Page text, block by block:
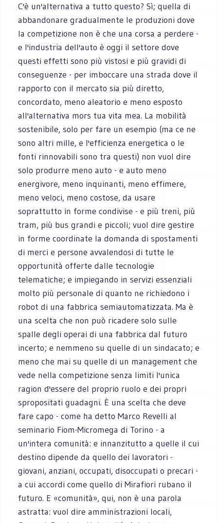
C'è un'alternativa a tutto questo? Sì; quella di
abbandonare gradualmente le produzioni dove
la competizione non è che una corsa a perdere -
e l'industria dell'auto è oggi il settore dove
questi effetti sono più vistosi e più gravidi di
conseguenze - per imboccare una strada dove il
rapporto con il mercato sia più diretto,
concordato, meno aleatorio e meno esposto
all'alternativa mors tua vita mea. La mobilità
sostenibile, solo per fare un esempio (ma ce ne
sono altri mille, e l'efficienza energetica o le
fonti rinnovabili sono tra questi) non vuol dire
solo produrre meno auto - e auto meno
energivore, meno inquinanti, meno effimere,
meno veloci, meno costose, da usare
soprattutto in forme condivise - e più treni, più
tram, più bus grandi e piccoli; vuol dire gestire
in forme coordinate la domanda di spostamenti
di merci e persone avvalendosi di tutte le
opportunità offerte dalle tecnologie
telematiche; e impiegando in servizi essenziali
molto più personale di quanto ne richiedono i
robot di una fabbrica semiautomatizzata. Ma è
una scelta che non può ricadere solo sulle
spalle degli operai di una fabbrica dal futuro
incerto; e nemmeno su quelle di un sindacato; e
meno che mai su quelle di un management che
vede nella competizione senza limiti l'unica
ragion d'essere del proprio ruolo e dei propri
spropositati guadagni. È una scelta che deve
fare capo - come ha detto Marco Revelli al
seminario Fiom-Micromega di Torino - a
un'intera comunità: e innanzitutto a quelle il cui
destino dipende da quello dei lavoratori -
giovani, anziani, occupati, disoccupati o precari -
a cui accordi come quello di Mirafiori rubano il
futuro. E «comunità», qui, non è una parola
astratta: vuol dire amministrazioni locali,